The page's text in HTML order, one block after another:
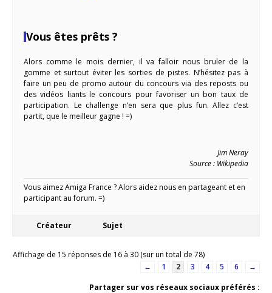
Vous êtes prêts ?
Alors comme le mois dernier, il va falloir nous bruler de la
gomme et surtout éviter les sorties de pistes. N’hésitez pas à
faire un peu de promo autour du concours via des reposts ou
des vidéos liants le concours pour favoriser un bon taux de
participation. Le challenge n’en sera que plus fun. Allez c’est
partit, que le meilleur gagne ! =)
Jim Neray
Source : Wikipedia
Vous aimez Amiga France ? Alors aidez nous en partageant et en
participant au forum. =)
Créateur Sujet
Affichage de 15 réponses de 16 à 30 (sur un total de 78)
←
1 2 3 4 5 6
→
Partager sur vos réseaux sociaux préférés :